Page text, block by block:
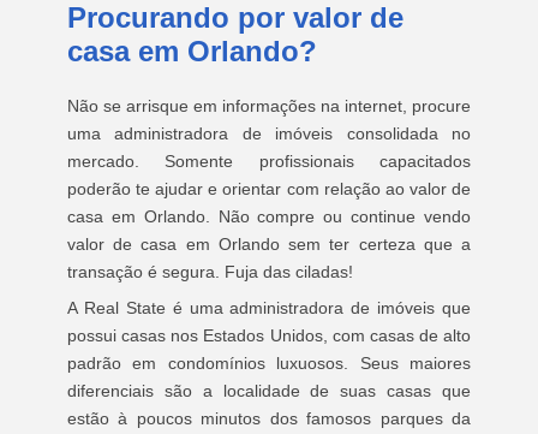
Procurando por valor de
casa em Orlando?
Não se arrisque em informações na internet, procure
uma administradora de imóveis consolidada no
mercado. Somente profissionais capacitados
poderão te ajudar e orientar com relação ao valor de
casa em Orlando. Não compre ou continue vendo
valor de casa em Orlando sem ter certeza que a
transação é segura. Fuja das ciladas!
A Real State é uma administradora de imóveis que
possui casas nos Estados Unidos, com casas de alto
padrão em condomínios luxuosos. Seus maiores
diferenciais são a localidade de suas casas que
estão à poucos minutos dos famosos parques da